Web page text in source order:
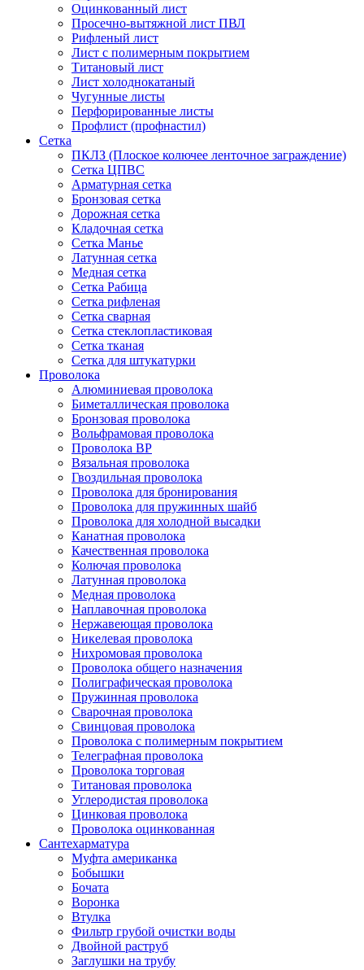
Оцинкованный лист
Просечно-вытяжной лист ПВЛ
Рифленый лист
Лист с полимерным покрытием
Титановый лист
Лист холоднокатаный
Чугунные листы
Перфорированные листы
Профлист (профнастил)
Сетка
ПКЛЗ (Плоское колючее ленточное заграждение)
Сетка ЦПВС
Арматурная сетка
Бронзовая сетка
Дорожная сетка
Кладочная сетка
Сетка Манье
Латунная сетка
Медная сетка
Сетка Рабица
Сетка рифленая
Сетка сварная
Сетка стеклопластиковая
Сетка тканая
Сетка для штукатурки
Проволока
Алюминиевая проволока
Биметаллическая проволока
Бронзовая проволока
Вольфрамовая проволока
Проволока ВР
Вязальная проволока
Гвоздильная проволока
Проволока для бронирования
Проволока для пружинных шайб
Проволока для холодной высадки
Канатная проволока
Качественная проволока
Колючая проволока
Латунная проволока
Медная проволока
Наплавочная проволока
Нержавеющая проволока
Никелевая проволока
Нихромовая проволока
Проволока общего назначения
Полиграфическая проволока
Пружинная проволока
Сварочная проволока
Свинцовая проволока
Проволока с полимерным покрытием
Телеграфная проволока
Проволока торговая
Титановая проволока
Углеродистая проволока
Цинковая проволока
Проволока оцинкованная
Сантехарматура
Муфта американка
Бобышки
Бочата
Воронка
Втулка
Фильтр грубой очистки воды
Двойной раструб
Заглушки на трубу